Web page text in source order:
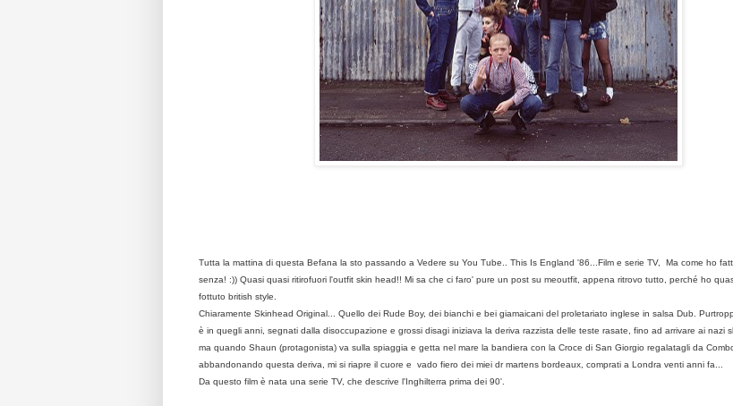
Tutta la mattina di questa Befana la sto passando a Vedere su You Tube.. This Is England '86...Film e serie TV, Ma come ho
senza! :)) Quasi quasi ritirofuori l'outfit skin head!! Mi sa che ci faro' pure un post su meoutfit, appena ritrovo tutto, perché ho
fottuto british style.
Chiaramente Skinhead Original... Quello dei Rude Boy, dei bianchi e bei giamaicani del proletariato inglese in salsa Dub.
è in quegli anni, segnati dalla disoccupazione e grossi disagi iniziava la deriva razzista delle teste rasate, fino ad arrivare ai nazi
ma quando Shaun (protagonista) va sulla spiaggia e getta nel mare la bandiera con la Croce di San Giorgio regalatagli da
abbandonando questa deriva, mi si riapre il cuore e vado fiero dei miei dr martens bordeaux, comprati a Londra venti anni fa...
Da questo film è nata una serie TV, che descrive l'Inghilterra prima dei 90'.